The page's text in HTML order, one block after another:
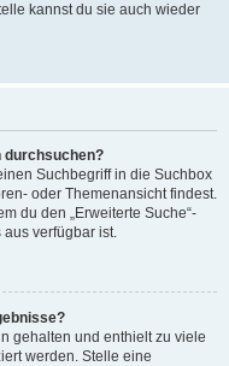
kannst du sie auch wieder
durchsuchen?
Suchbegriff in die Suchbox
oder Themenansicht findest.
du den „Erweiterte Suche“-
aus verfügbar ist.
gehalten und enthielt zu viele
werden. Stelle eine